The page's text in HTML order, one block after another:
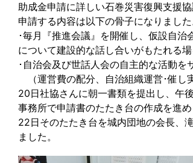
助成金申請に詳しい石巻災害復興支援
申請する内容は以下の骨子になりました
･毎月『推進会議』を開催し、仮設自
について建設的な話し合いがもたれる場
･自治会及び世話人会の自主的な活動を
（運営費の配分、自治組織運営･催し
20日社協さんに朝一書類を提出し、午
事務所で申請書のたたき台の作成を進め
22日そのたたき台を城内団地の会長、
ました。